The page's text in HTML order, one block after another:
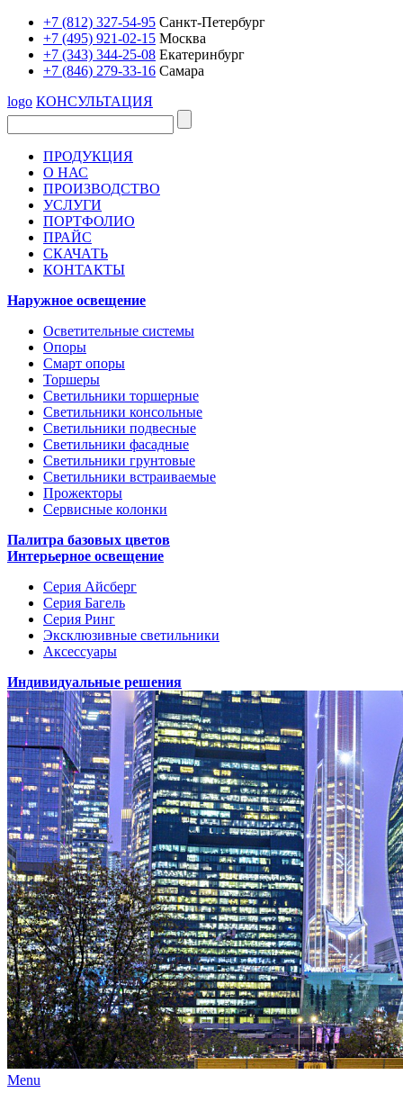
+7 (812) 327-54-95 Санкт-Петербург
+7 (495) 921-02-15 Москва
+7 (343) 344-25-08 Екатеринбург
+7 (846) 279-33-16 Самара
logo КОНСУЛЬТАЦИЯ
ПРОДУКЦИЯ
О НАС
ПРОИЗВОДСТВО
УСЛУГИ
ПОРТФОЛИО
ПРАЙС
СКАЧАТЬ
КОНТАКТЫ
Наружное освещение
Осветительные системы
Опоры
Смарт опоры
Торшеры
Светильники торшерные
Светильники консольные
Светильники подвесные
Светильники фасадные
Светильники грунтовые
Светильники встраиваемые
Прожекторы
Сервисные колонки
Палитра базовых цветов
Интерьерное освещение
Серия Айсберг
Серия Багель
Серия Ринг
Эксклюзивные светильники
Аксессуары
Индивидуальные решения
Menu